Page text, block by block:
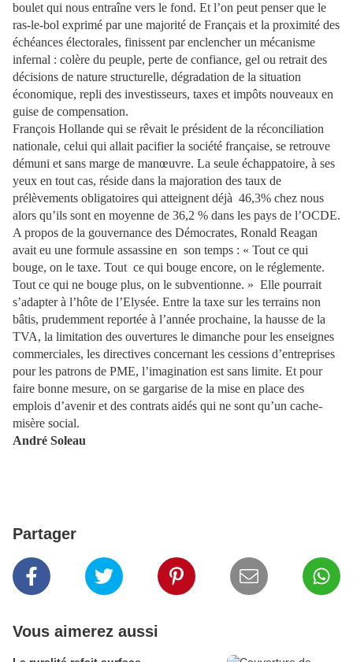
boulet qui nous entraîne vers le fond. Et l’on peut penser que le
ras-le-bol exprimé par une majorité de Français et la proximité des
échéances électorales, finissent par enclencher un mécanisme
infernal : colère du peuple, perte de confiance, gel ou retrait des
décisions de nature structurelle, dégradation de la situation
économique, repli des investisseurs, taxes et impôts nouveaux en
guise de compensation.
François Hollande qui se rêvait le président de la réconciliation
nationale, celui qui allait pacifier la société française, se retrouve
démuni et sans marge de manœuvre. La seule échappatoire, à ses
yeux en tout cas, réside dans la majoration des taux de
prélèvements obligatoires qui atteignent déjà 46,3% chez nous
alors qu’ils sont en moyenne de 36,2 % dans les pays de l’OCDE.
A propos de la gouvernance des Démocrates, Ronald Reagan
avait eu une formule assassine en son temps : « Tout ce qui
bouge, on le taxe. Tout ce qui bouge encore, on le réglemente.
Tout ce qui ne bouge plus, on le subventionne. » Elle pourrait
s’adapter à l’hôte de l’Elysée. Entre la taxe sur les terrains non
bâtis, prudemment reportée à l’année prochaine, la hausse de la
TVA, la limitation des ouvertures le dimanche pour les enseignes
commerciales, les directives concernant les cessions d’entreprises
pour les patrons de PME, l’imagination est sans limite. Et pour
faire bonne mesure, on se gargarise de la mise en place des
emplois d’avenir et des contrats aidés qui ne sont qu’un cache-
misère social.
André Soleau
Partager
Vous aimerez aussi